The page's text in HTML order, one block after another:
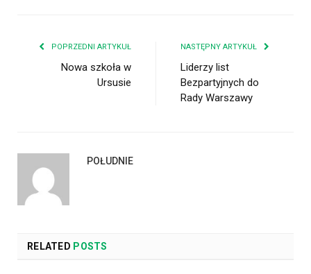
POPRZEDNI ARTYKUŁ
Nowa szkoła w
Ursusie
NASTĘPNY ARTYKUŁ
Liderzy list
Bezpartyjnych do
Rady Warszawy
POŁUDNIE
RELATED POSTS